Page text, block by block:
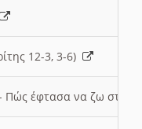
12-3, 3-6)
Πώς έφτασα να ζω στην